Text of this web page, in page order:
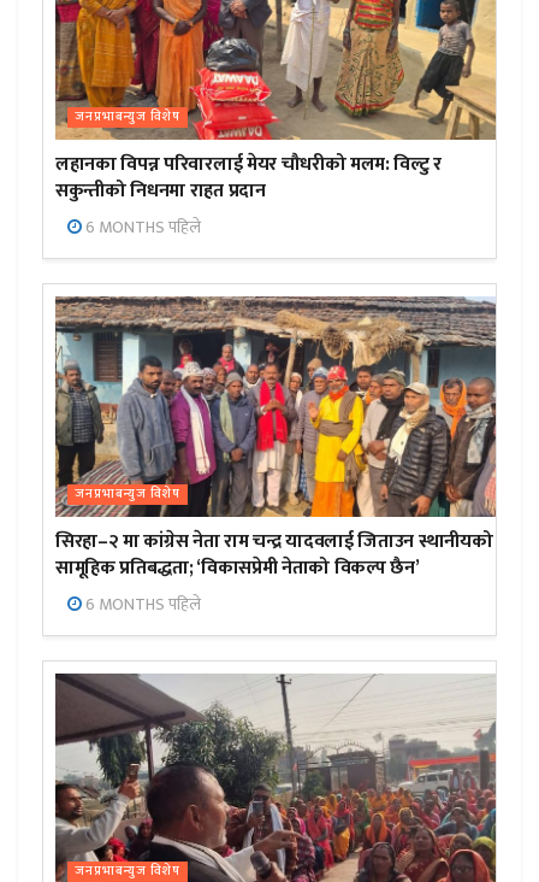
जनप्रभाबन्युज विशेष
लहानका विपन्न परिवारलाई मेयर चौधरीको मलम: विल्टु र
सकुन्तीको निधनमा राहत प्रदान
6 MONTHS पहिले
जनप्रभाबन्युज विशेष
सिरहा–२ मा कांग्रेस नेता राम चन्द्र यादवलाई जिताउन स्थानीयको
सामूहिक प्रतिबद्धता; ‘विकासप्रेमी नेताको विकल्प छैन’
6 MONTHS पहिले
जनप्रभाबन्युज विशेष